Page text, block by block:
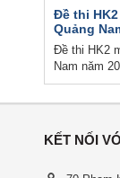
Đề thi
Quảng
Đề thi HK2
Nam năm
KẾT NỐI